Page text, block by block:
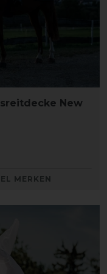
New
MERKEN